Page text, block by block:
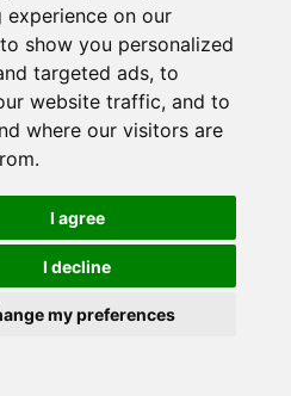
experience on our
show you personalized
targeted ads, to
website traffic, and to
where our visitors are
I agree
I decline
my preferences
отели и коммерческие
именно этому методу.
системыдля
используют разные
Bluetooth, Wi-Fi или
одному и тому же
учетных данных и
разблокировки.
(Объяснение вопросов
безопасны при